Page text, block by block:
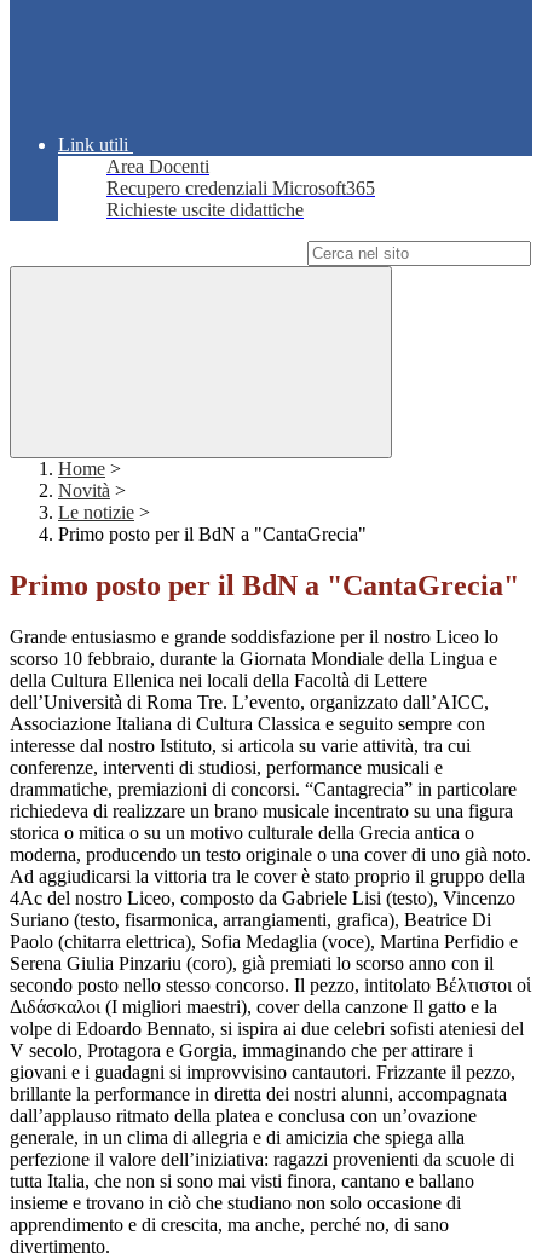
Link utili
Area Docenti
Recupero credenziali Microsoft365
Richieste uscite didattiche
Home >
Novità >
Le notizie >
Primo posto per il BdN a "CantaGrecia"
Primo posto per il BdN a "CantaGrecia"
Grande entusiasmo e grande soddisfazione per il nostro Liceo lo
scorso 10 febbraio, durante la Giornata Mondiale della Lingua e
della Cultura Ellenica nei locali della Facoltà di Lettere
dell’Università di Roma Tre. L’evento, organizzato dall’AICC,
Associazione Italiana di Cultura Classica e seguito sempre con
interesse dal nostro Istituto, si articola su varie attività, tra cui
conferenze, interventi di studiosi, performance musicali e
drammatiche, premiazioni di concorsi. “Cantagrecia” in particolare
richiedeva di realizzare un brano musicale incentrato su una figura
storica o mitica o su un motivo culturale della Grecia antica o
moderna, producendo un testo originale o una cover di uno già noto.
Ad aggiudicarsi la vittoria tra le cover è stato proprio il gruppo della
4Ac del nostro Liceo, composto da Gabriele Lisi (testo), Vincenzo
Suriano (testo, fisarmonica, arrangiamenti, grafica), Beatrice Di
Paolo (chitarra elettrica), Sofia Medaglia (voce), Martina Perfidio e
Serena Giulia Pinzariu (coro), già premiati lo scorso anno con il
secondo posto nello stesso concorso. Il pezzo, intitolato Βέλτιστοι οἱ
Διδάσκαλοι (I migliori maestri), cover della canzone Il gatto e la
volpe di Edoardo Bennato, si ispira ai due celebri sofisti ateniesi del
V secolo, Protagora e Gorgia, immaginando che per attirare i
giovani e i guadagni si improvvisino cantautori. Frizzante il pezzo,
brillante la performance in diretta dei nostri alunni, accompagnata
dall’applauso ritmato della platea e conclusa con un’ovazione
generale, in un clima di allegria e di amicizia che spiega alla
perfezione il valore dell’iniziativa: ragazzi provenienti da scuole di
tutta Italia, che non si sono mai visti finora, cantano e ballano
insieme e trovano in ciò che studiano non solo occasione di
apprendimento e di crescita, ma anche, perché no, di sano
divertimento.